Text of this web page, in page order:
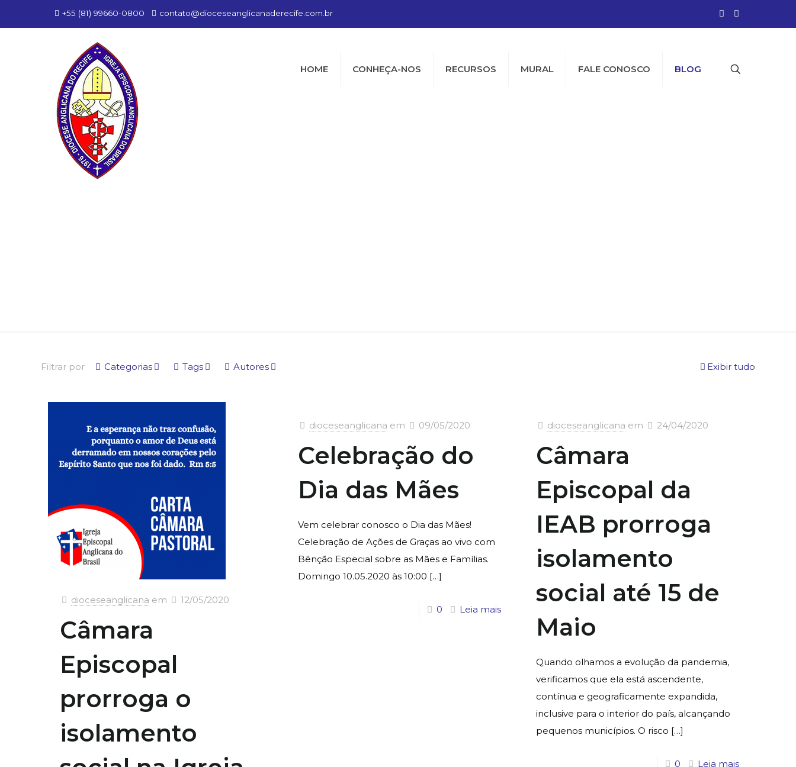
+55 (81) 99660-0800 contato@dioceseanglicanaderecife.com.br
HOME CONHEÇA-NOS RECURSOS MURAL FALE CONOSCO BLOG
Filtrar por Categorias Tags Autores Exibir tudo
dioceseanglicana em 12/05/2020
Câmara
Episcopal
prorroga o
isolamento
dioceseanglicana em 09/05/2020
Celebração do
Dia das Mães
Vem celebrar conosco o Dia das Mães!
Celebração de Ações de Graças ao vivo com
Bênção Especial sobre as Mães e Famílias.
Domingo 10.05.2020 às 10:00 […]
0 Leia mais
dioceseanglicana em 24/04/2020
Câmara
Episcopal da
IEAB prorroga
isolamento
social até 15 de
Maio
Quando olhamos a evolução da pandemia,
verificamos que ela está ascendente,
contínua e geograficamente expandida,
inclusive para o interior do país, alcançando
pequenos municípios. O risco […]
0 Leia mais